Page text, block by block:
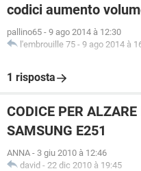
codici aumento
pallino65 - 9 ago 2014 à 12:30
l'embrouille 75 - 9 ago 2014 à
1 risposta
CODICE PER
SAMSUNG E251
ANNA - 3 giu 2010 à 12:46
david - 22 dic 2010 à 19:45